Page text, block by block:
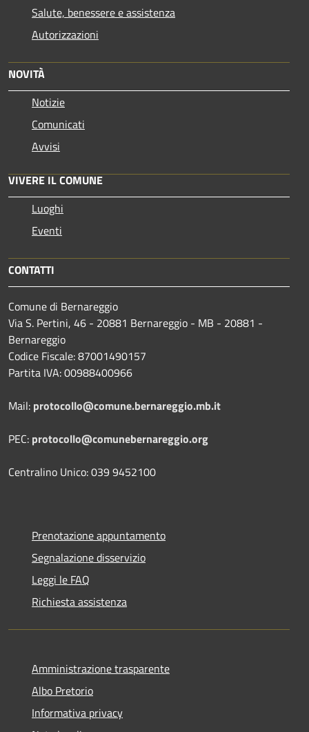
Salute, benessere e assistenza
Autorizzazioni
NOVITÀ
Notizie
Comunicati
Avvisi
VIVERE IL COMUNE
Luoghi
Eventi
CONTATTI
Comune di Bernareggio
Via S. Pertini, 46 - 20881 Bernareggio - MB - 20881 -
Bernareggio
Codice Fiscale: 87001490157
Partita IVA: 00988400966
Mail: protocollo@comune.bernareggio.mb.it
PEC: protocollo@comunebernareggio.org
Centralino Unico: 039 9452100
Prenotazione appuntamento
Segnalazione disservizio
Leggi le FAQ
Richiesta assistenza
Amministrazione trasparente
Albo Pretorio
Informativa privacy